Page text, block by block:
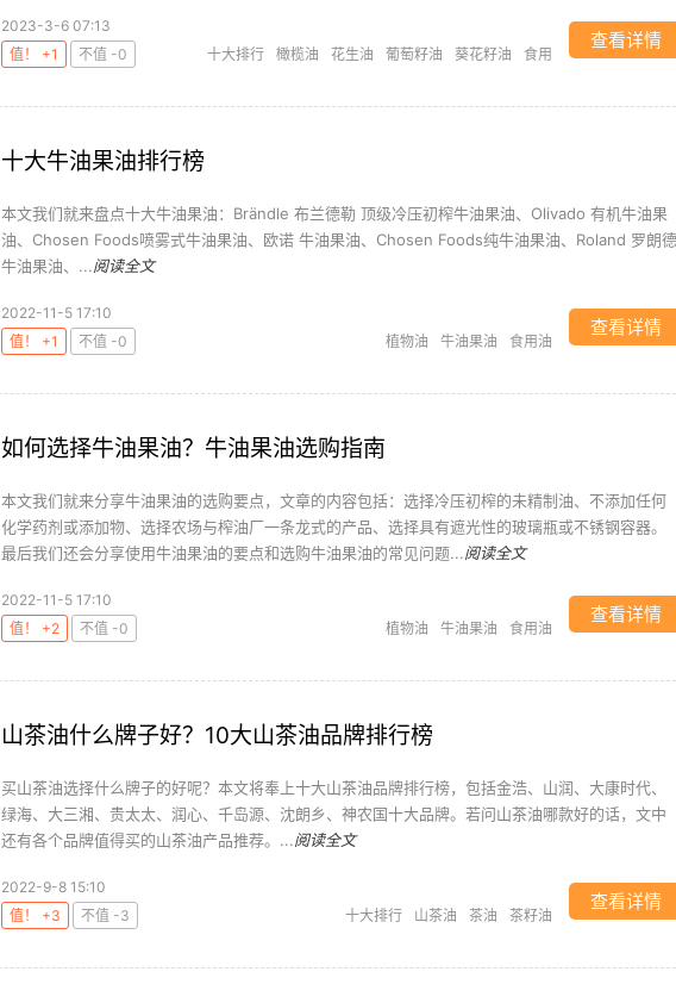
2023-3-6 07:13
值！ +1
不值 -0 十大排行 橄榄油 花生油 葡萄籽油 葵花籽油
食用
查看详情
十大牛油果油排行榜
本文我们就来盘点十大牛油果油：Brändle 布兰德勒 顶级冷压初榨牛油果油、Olivado 有机牛油果
油、Chosen Foods喷雾式牛油果油、欧诺 牛油果油、Chosen Foods纯牛油果油、Roland 罗朗德
牛油果油、...阅读全文
2022-11-5 17:10
值！ +1
不值 -0 植物油 牛油果油 食用油
查看详情
如何选择牛油果油？牛油果油选购指南
本文我们就来分享牛油果油的选购要点，文章的内容包括：选择冷压初榨的未精制油、不添加任何
化学药剂或添加物、选择农场与榨油厂一条龙式的产品、选择具有遮光性的玻璃瓶或不锈钢容器。
最后我们还会分享使用牛油果油的要点和选购牛油果油的常见问题...阅读全文
2022-11-5 17:10
值！ +2
不值 -0 植物油 牛油果油 食用油
查看详情
山茶油什么牌子好？10大山茶油品牌排行榜
买山茶油选择什么牌子的好呢？本文将奉上十大山茶油品牌排行榜，包括金浩、山润、大康时代、
绿海、大三湘、贵太太、润心、千岛源、沈朗乡、神农国十大品牌。若问山茶油哪款好的话，文中
还有各个品牌值得买的山茶油产品推荐。...阅读全文
2022-9-8 15:10
值！ +3
不值 -3 十大排行 山茶油 茶油 茶籽油
查看详情